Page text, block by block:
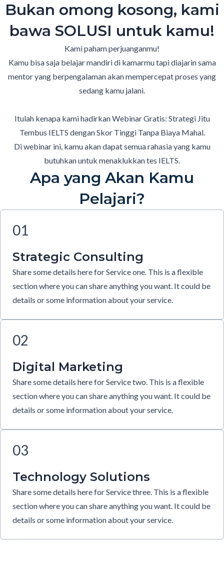
Bukan omong kosong, kami
bawa SOLUSI untuk kamu!
Kami paham perjuanganmu!
Kamu bisa saja belajar mandiri di kamarmu tapi diajarin sama
mentor yang berpengalaman akan mempercepat proses yang
sedang kamu jalani.
Itulah kenapa kami hadirkan Webinar Gratis: Strategi Jitu
Tembus IELTS dengan Skor Tinggi Tanpa Biaya Mahal.
Di webinar ini, kamu akan dapat semua rahasia yang kamu
butuhkan untuk menaklukkan tes IELTS.
Apa yang Akan Kamu
Pelajari?
01
Strategic Consulting
Share some details here for Service one. This is a flexible
section where you can share anything you want. It could be
details or some information about your service.
02
Digital Marketing
Share some details here for Service two. This is a flexible
section where you can share anything you want. It could be
details or some information about your service.
03
Technology Solutions
Share some details here for Service three. This is a flexible
section where you can share anything you want. It could be
details or some information about your service.